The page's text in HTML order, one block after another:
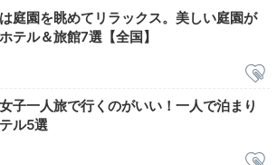
だきました。前菜～デザートまで
た。特に 「甲州牛のしゃぶしゃ
季節を変えてまた食べに来たいで
+5
庭園を眺めてリラックス。美しい庭園が
テル＆旅館7選【全国】
子一人旅で行くのがいい！一人で泊まり
ル5選